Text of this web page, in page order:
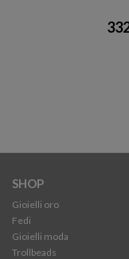
SHOP
Gioielli oro
Fedi
Gioielli moda
Trollbeads